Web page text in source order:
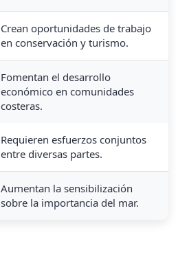
Crean oportunidades de trabajo
en conservación y turismo.
Fomentan el desarrollo
económico en comunidades
costeras.
Requieren esfuerzos conjuntos
entre diversas partes.
Aumentan la sensibilización
sobre la importancia del mar.